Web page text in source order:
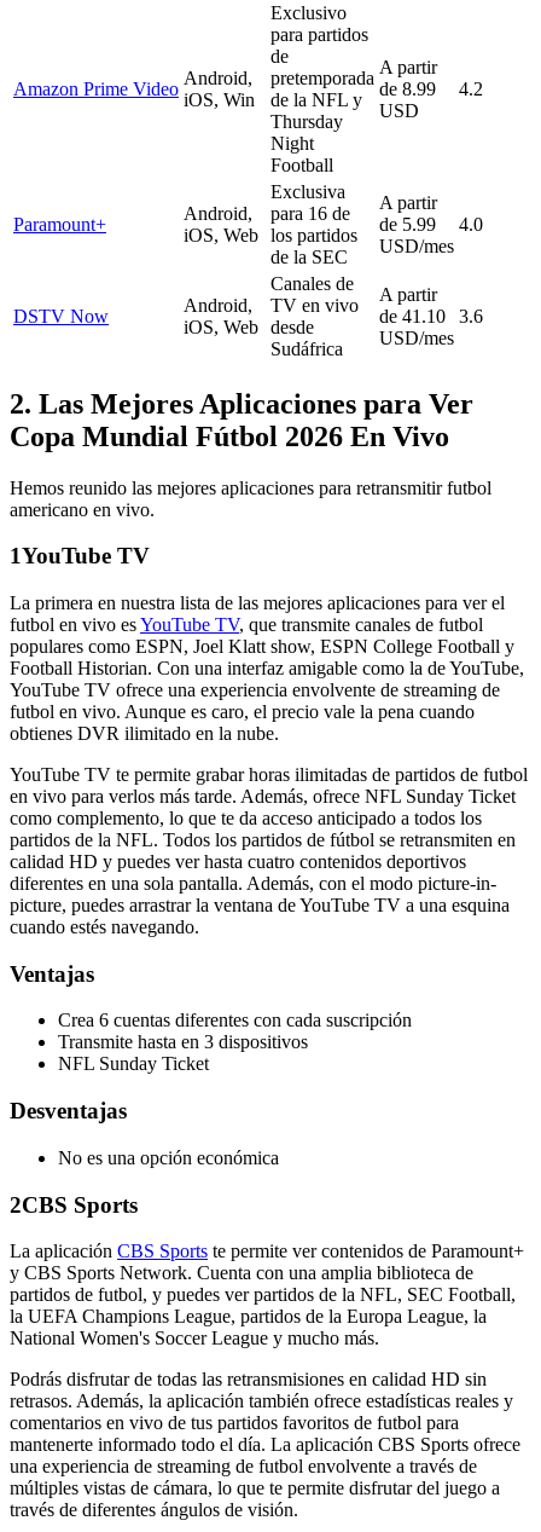
Amazon Prime Video
Android,
iOS, Win
Exclusivo
para partidos
de
pretemporada
de la NFL y
Thursday
Night
Football
A partir
de 8.99
USD
4.2
Paramount+
Android,
iOS, Web
Exclusiva
para 16 de
los partidos
de la SEC
A partir
de 5.99
USD/mes
4.0
DSTV Now
Android,
iOS, Web
Canales de
TV en vivo
desde
Sudáfrica
A partir
de 41.10
USD/mes
3.6
2. Las Mejores Aplicaciones para Ver
Copa Mundial Fútbol 2026 En Vivo
Hemos reunido las mejores aplicaciones para retransmitir futbol
americano en vivo.
1YouTube TV
La primera en nuestra lista de las mejores aplicaciones para ver el
futbol en vivo esYouTube TV, que transmite canales de futbol
populares como ESPN, Joel Klatt show, ESPN College Football y
Football Historian. Con una interfaz amigable como la de YouTube,
YouTube TV ofrece una experiencia envolvente de streaming de
futbol en vivo. Aunque es caro, el precio vale la pena cuando
obtienes DVR ilimitado en la nube.
YouTube TV te permite grabar horas ilimitadas de partidos de futbol
en vivo para verlos más tarde. Además, ofrece NFL Sunday Ticket
como complemento, lo que te da acceso anticipado a todos los
partidos de la NFL. Todos los partidos de fútbol se retransmiten en
calidad HD y puedes ver hasta cuatro contenidos deportivos
diferentes en una sola pantalla. Además, con el modo picture-in-
picture, puedes arrastrar la ventana de YouTube TV a una esquina
cuando estés navegando.
Ventajas
Crea 6 cuentas diferentes con cada suscripción
Transmite hasta en 3 dispositivos
NFL Sunday Ticket
Desventajas
No es una opción económica
2CBS Sports
La aplicación CBS Sports te permite ver contenidos de Paramount+
y CBS Sports Network. Cuenta con una amplia biblioteca de
partidos de futbol, y puedes ver partidos de la NFL, SEC Football,
la UEFA Champions League, partidos de la Europa League, la
National Women's Soccer League y mucho más.
Podrás disfrutar de todas las retransmisiones en calidad HD sin
retrasos. Además, la aplicación también ofrece estadísticas reales y
comentarios en vivo de tus partidos favoritos de futbol para
mantenerte informado todo el día. La aplicación CBS Sports ofrece
una experiencia de streaming de futbol envolvente a través de
múltiples vistas de cámara, lo que te permite disfrutar del juego a
través de diferentes ángulos de visión.